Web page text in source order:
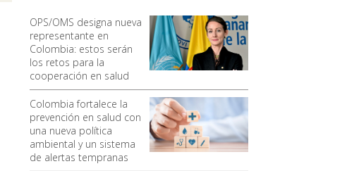
OPS/OMS designa nueva
representante en
Colombia: estos serán
los retos para la
cooperación en salud
Colombia fortalece la
prevención en salud con
una nueva política
ambiental y un sistema
de alertas tempranas